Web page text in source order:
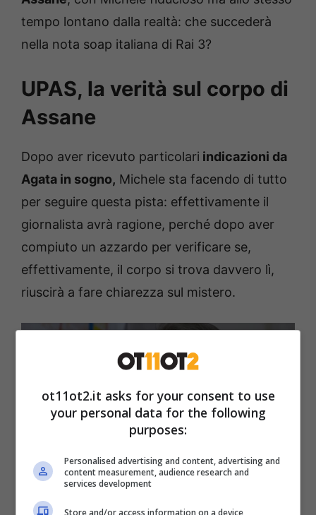
tempo lontano dalla realtà: che succederà
nella nota soap italiana di Rai 3?
UPAS, la verità sul corpo di
Assane
Dopo aver ricevuto particolari indicazioni da
Agata in sogno, Michele sta facendo di tutto
per seguire questa pista: effettivamente il
giornalista avrà ragione, perché dopo aver
compiuto un azzardo per verificare se,
effettivamente, il corpo si trova davvero lì,
riuscirà a fare chiarezza sul mistero.
ot11ot2.it asks for your consent to use
your personal data for the following
purposes:
Personalised advertising and content, advertising and
content measurement, audience research and
services development
Store and/or access information on a device